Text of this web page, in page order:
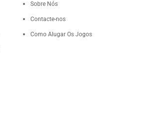
Sobre Nós
Contacte-nos
Como Alugar Os Jogos